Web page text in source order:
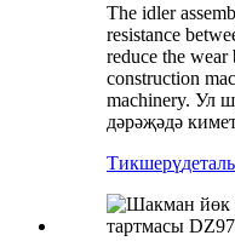
The idler
resistance
reduce the wear
construction
machinery. Ул
дәрәҗәдә
Тикшерүдеталь